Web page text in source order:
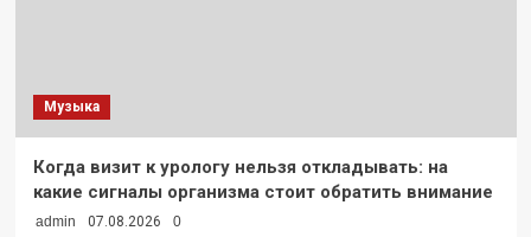
Музыка
Когда визит к урологу нельзя откладывать: на
какие сигналы организма стоит обратить внимание
admin 07.08.2026 0